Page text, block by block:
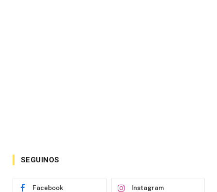
SEGUINOS
Facebook Instagram